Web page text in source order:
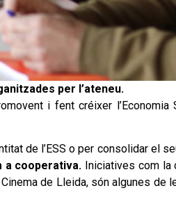
per l’ateneu.
i fent créixer
de l’ESS o per consolidar el
a cooperativa. Iniciatives com la
de Lleida, són algunes de